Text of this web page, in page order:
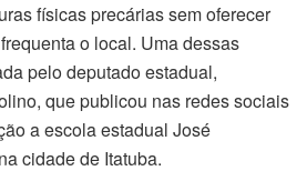
físicas precárias sem oferecer
o local. Uma dessas
pelo deputado estadual,
que publicou nas redes sociais
a escola estadual José
cidade de Itatuba.